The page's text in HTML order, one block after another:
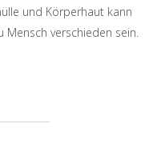
und Körperhaut kann
Mensch verschieden sein.